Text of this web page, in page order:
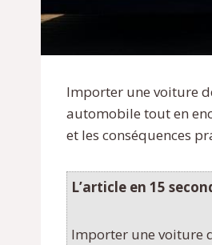
Importer une voiture
automobile tout en
et les conséquences
L’article en 15
Importer une voiture